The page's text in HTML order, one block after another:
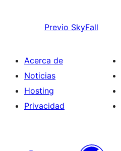
Previo SkyFall
Acerca de
Noticias
Hosting
Privacidad